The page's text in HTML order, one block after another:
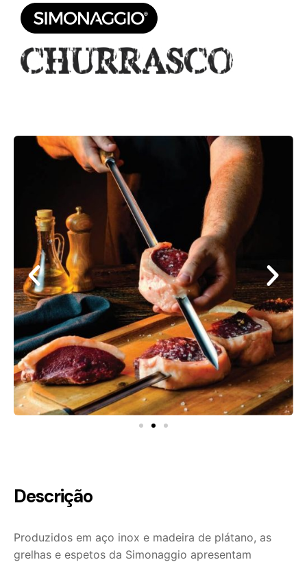
Descrição
Produzidos em aço inox e madeira de plátano, as
grelhas e espetos da Simonaggio apresentam